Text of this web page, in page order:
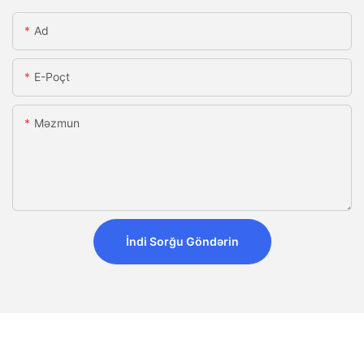
Ad
E-Poçt
Məzmun
İndi Sorğu Göndərin